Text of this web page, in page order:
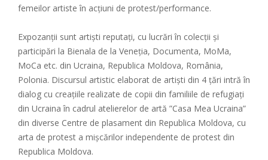
femeilor artiste în acțiuni de protest/performance.
Expozanții sunt artiști reputați, cu lucrări în colecții și
participări la Bienala de la Veneția, Documenta, MoMa,
MoCa etc. din Ucraina, Republica Moldova, România,
Polonia. Discursul artistic elaborat de artiști din 4 țări intră în
dialog cu creațiile realizate de copii din familiile de refugiați
din Ucraina în cadrul atelierelor de artă ”Casa Mea Ucraina”
din diverse Centre de plasament din Republica Moldova, cu
arta de protest a mișcărilor independente de protest din
Republica Moldova.